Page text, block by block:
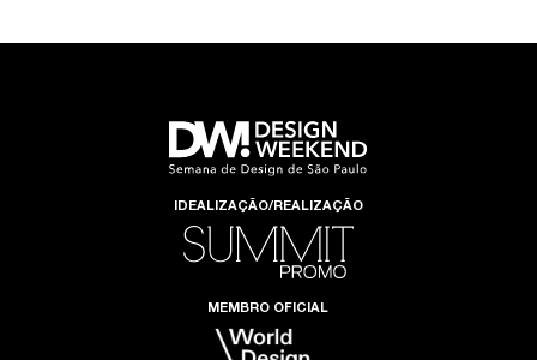
IDEALIZAÇÃO/REALIZAÇÃO
MEMBRO OFICIAL